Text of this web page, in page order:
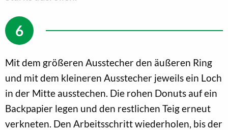
Mit dem größeren Ausstecher den äußeren Ring
und mit dem kleineren Ausstecher jeweils ein Loch
in der Mitte ausstechen. Die rohen Donuts auf ein
Backpapier legen und den restlichen Teig erneut
verkneten. Den Arbeitsschritt wiederholen, bis der